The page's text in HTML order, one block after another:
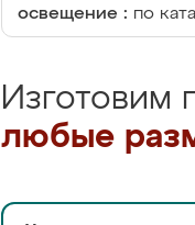
освещение : по
Изготовим
любые